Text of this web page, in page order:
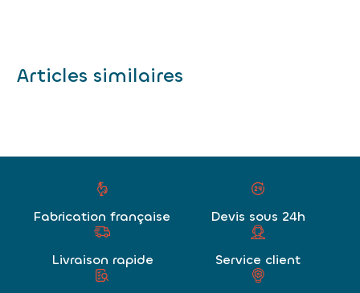
Articles similaires
Fabrication française Devis sous 24h
Livraison rapide Service client